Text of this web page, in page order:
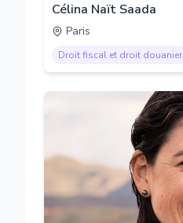
Célina Naït Saada
Paris
Droit fiscal et droit douanier